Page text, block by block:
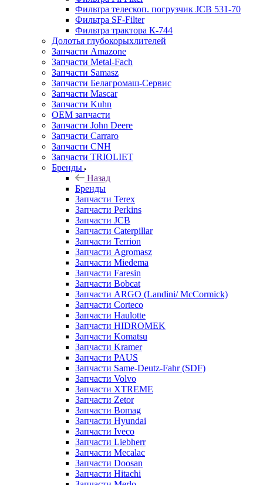
Фильтра телескоп. погрузчик JCB 531-70
Фильтра SF-Filter
Фильтра трактора К-744
Долотья глубокорыхлителей
Запчасти Amazone
Запчасти Metal-Fach
Запчасти Samasz
Запчасти Белагромаш-Сервис
Запчасти Mascar
Запчасти Kuhn
OEM запчасти
Запчасти John Deere
Запчасти Carraro
Запчасти CNH
Запчасти TRIOLIET
Бренды
Назад
Бренды
Запчасти Terex
Запчасти Perkins
Запчасти JCB
Запчасти Caterpillar
Запчасти Terrion
Запчасти Agromasz
Запчасти Miedema
Запчасти Faresin
Запчасти Bobcat
Запчасти ARGO (Landini/ McCormick)
Запчасти Corteco
Запчасти Haulotte
Запчасти HIDROMEK
Запчасти Komatsu
Запчасти Kramer
Запчасти PAUS
Запчасти Same-Deutz-Fahr (SDF)
Запчасти Volvo
Запчасти XTREME
Запчасти Zetor
Запчасти Bomag
Запчасти Hyundai
Запчасти Iveco
Запчасти Liebherr
Запчасти Mecalac
Запчасти Doosan
Запчасти Hitachi